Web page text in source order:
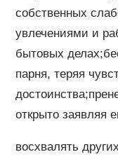
собственных
увлечениями и
бытовых
парня, теряя
открыто заявляя
восхвалять